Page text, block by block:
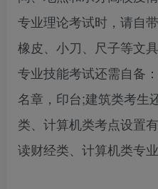
专业理论考试时，请自
橡皮、小刀、尺子等文
专业技能考试还需自备
名章，印台;建筑类考生
类、计算机类考点设置
读财经类、计算机类专业